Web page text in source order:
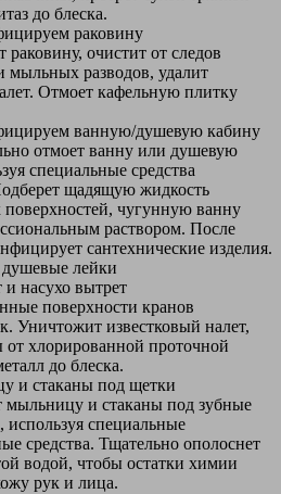
до блеска.
раковину
очистит от следов
мыльных разводов, удалит
Отмоет кафельную плитку
ванную/душевую кабину
отмоет ванну или душевую
специальные средства
щадящую жидкость
поверхностей, чугунную ванну
раствором. После
сантехнические изделия.
лейки
насухо вытрет
поверхности кранов
Уничтожит известковый налет,
от хлорированной проточной
до блеска.
и стаканы под щетки
мыльницу и стаканы под зубные
специальные
средства. Тщательно ополоснет
водой, чтобы остатки химии
рук и лица.